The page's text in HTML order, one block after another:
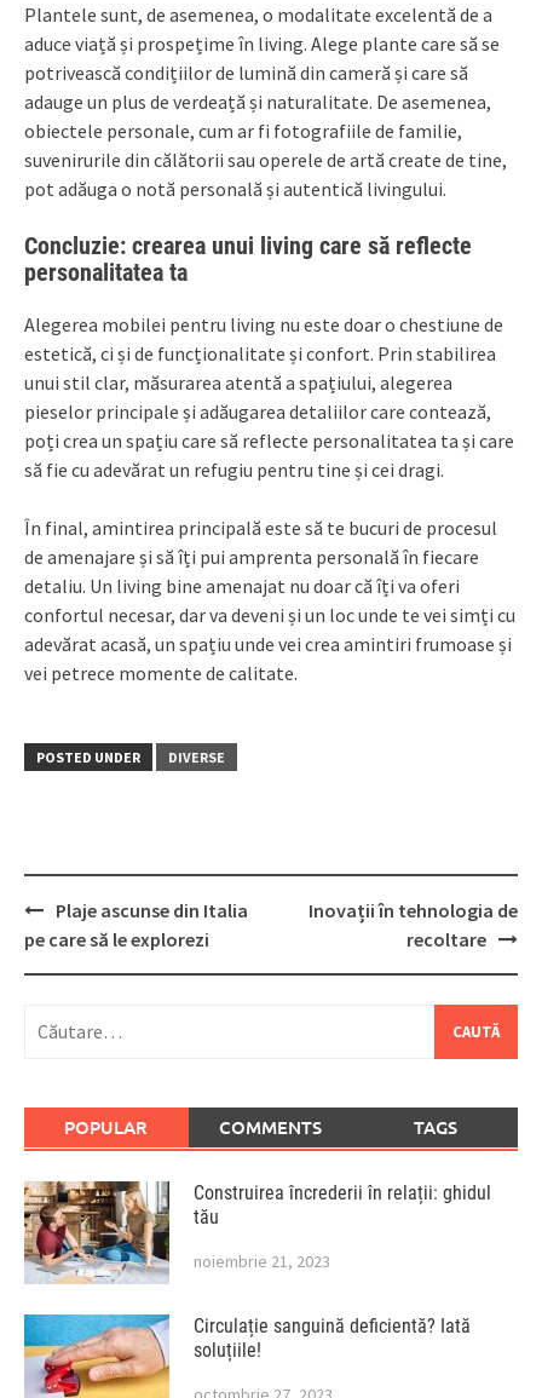
Plantele sunt, de asemenea, o modalitate excelentă de a
aduce viață și prospețime în living. Alege plante care să se
potrivească condițiilor de lumină din cameră și care să
adauge un plus de verdeață și naturalitate. De asemenea,
obiectele personale, cum ar fi fotografiile de familie,
suvenirurile din călătorii sau operele de artă create de tine,
pot adăuga o notă personală și autentică livingului.
Concluzie: crearea unui living care să reflecte
personalitatea ta
Alegerea mobilei pentru living nu este doar o chestiune de
estetică, ci și de funcționalitate și confort. Prin stabilirea
unui stil clar, măsurarea atentă a spațiului, alegerea
pieselor principale și adăugarea detaliilor care contează,
poți crea un spațiu care să reflecte personalitatea ta și care
să fie cu adevărat un refugiu pentru tine și cei dragi.
În final, amintirea principală este să te bucuri de procesul
de amenajare și să îți pui amprenta personală în fiecare
detaliu. Un living bine amenajat nu doar că îți va oferi
confortul necesar, dar va deveni și un loc unde te vei simți cu
adevărat acasă, un spațiu unde vei crea amintiri frumoase și
vei petrece momente de calitate.
POSTED UNDER DIVERSE
Post
navigation
Plaje ascunse din Italia
pe care să le explorezi
Inovații în tehnologia de
recoltare
după:
POPULAR COMMENTS TAGS
Construirea încrederii în relații: ghidul
tău
noiembrie 21, 2023
Circulație sanguină deficientă? Iată
soluțiile!